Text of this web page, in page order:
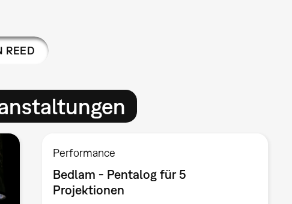
REED
Performance
Bedlam - Pentalog für 5
Projektionen